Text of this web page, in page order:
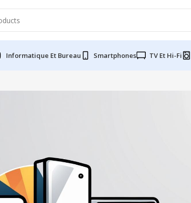
Informatique Et Bureau Smartphones TV Et Hi-Fi